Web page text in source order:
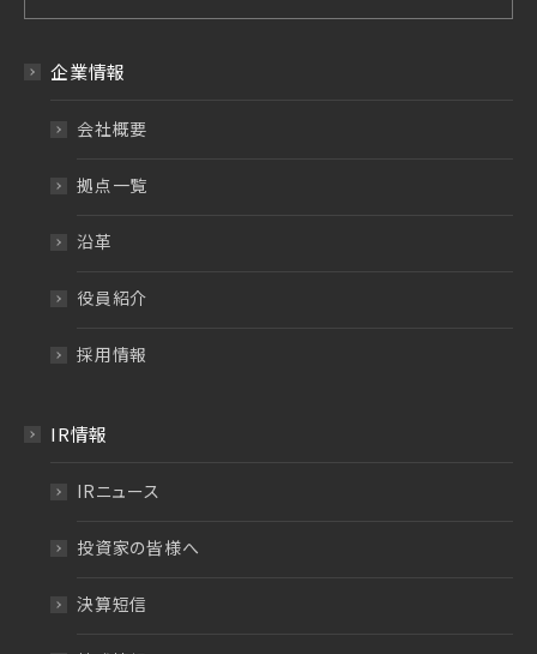
企業情報
会社概要
拠点一覧
沿革
役員紹介
採用情報
IR情報
IRニュース
投資家の皆様へ
決算短信